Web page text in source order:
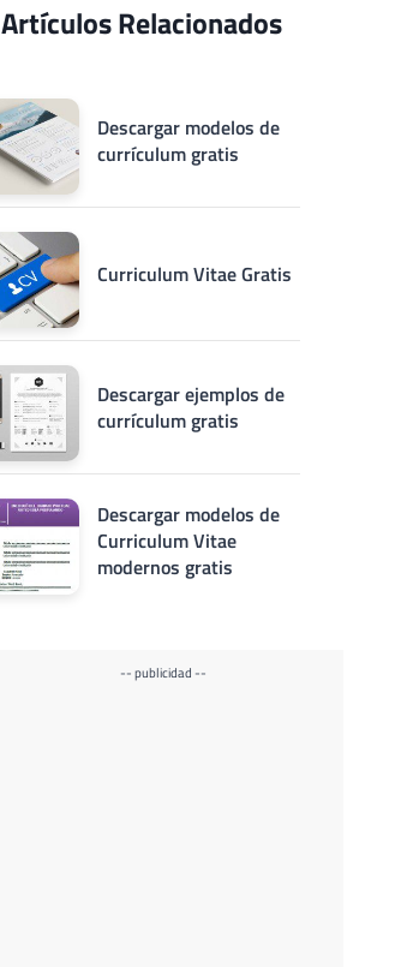
Artículos Relacionados
Descargar modelos de
currículum gratis
Curriculum Vitae Gratis
Descargar ejemplos de
currículum gratis
Descargar modelos de
Curriculum Vitae
modernos gratis
-- publicidad --